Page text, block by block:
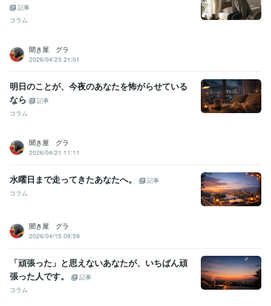
記事
コラム
聞き屋 グラ
2026/04/23 21:01
明日のことが、今夜のあなたを怖がらせている
なら
記事
コラム
聞き屋 グラ
2026/04/21 11:11
水曜日まで走ってきたあなたへ。
記事
コラム
聞き屋 グラ
2026/04/15 09:59
「頑張った」と思えないあなたが、いちばん頑
張った人です。
記事
コラム